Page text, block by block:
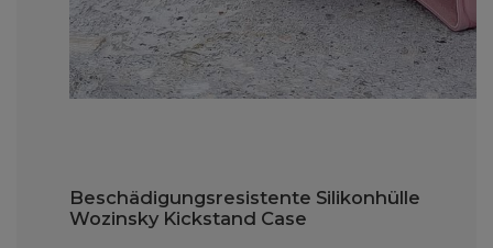
Beschädigungsresistente Silikonhülle
Wozinsky Kickstand Case